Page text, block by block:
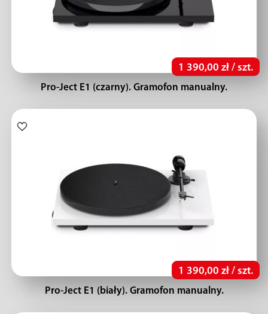
1 390,00 zł / szt.
Pro-Ject E1 (czarny). Gramofon manualny.
1 390,00 zł / szt.
Pro-Ject E1 (biały). Gramofon manualny.